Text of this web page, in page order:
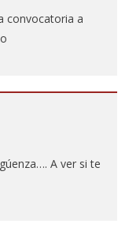
convocatoria a
A ver si te